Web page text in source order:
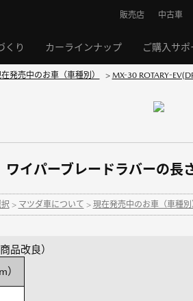
くり カーラインナップ ご購入サポ
販売店 中古車
発売中のお車（車種別） > MX-30 ROTARY-
ワイパーブレードラバーの長
> マツダ車について > 現在発売中のお車（車種別
品改良）
）